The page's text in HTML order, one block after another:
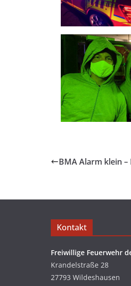
BMA Alarm klein
Kontakt
Freiwillige Feuerwehr
Krandelstraße 28
27793 Wildeshausen